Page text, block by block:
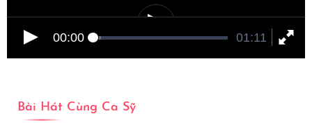
00:00 01:11
Bài Hát Cùng Ca Sỹ